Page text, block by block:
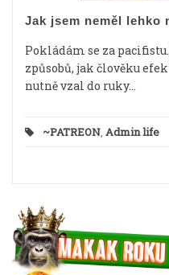
Jak jsem neměl lehko
Pokládám se za
způsobů, jak člověku
nutně vzal do ruky...
~PATREON, Admin life